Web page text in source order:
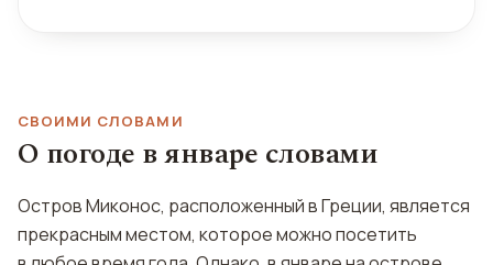
СВОИМИ СЛОВАМИ
О погоде в январе словами
Остров Миконос, расположенный в Греции, является
прекрасным местом, которое можно посетить